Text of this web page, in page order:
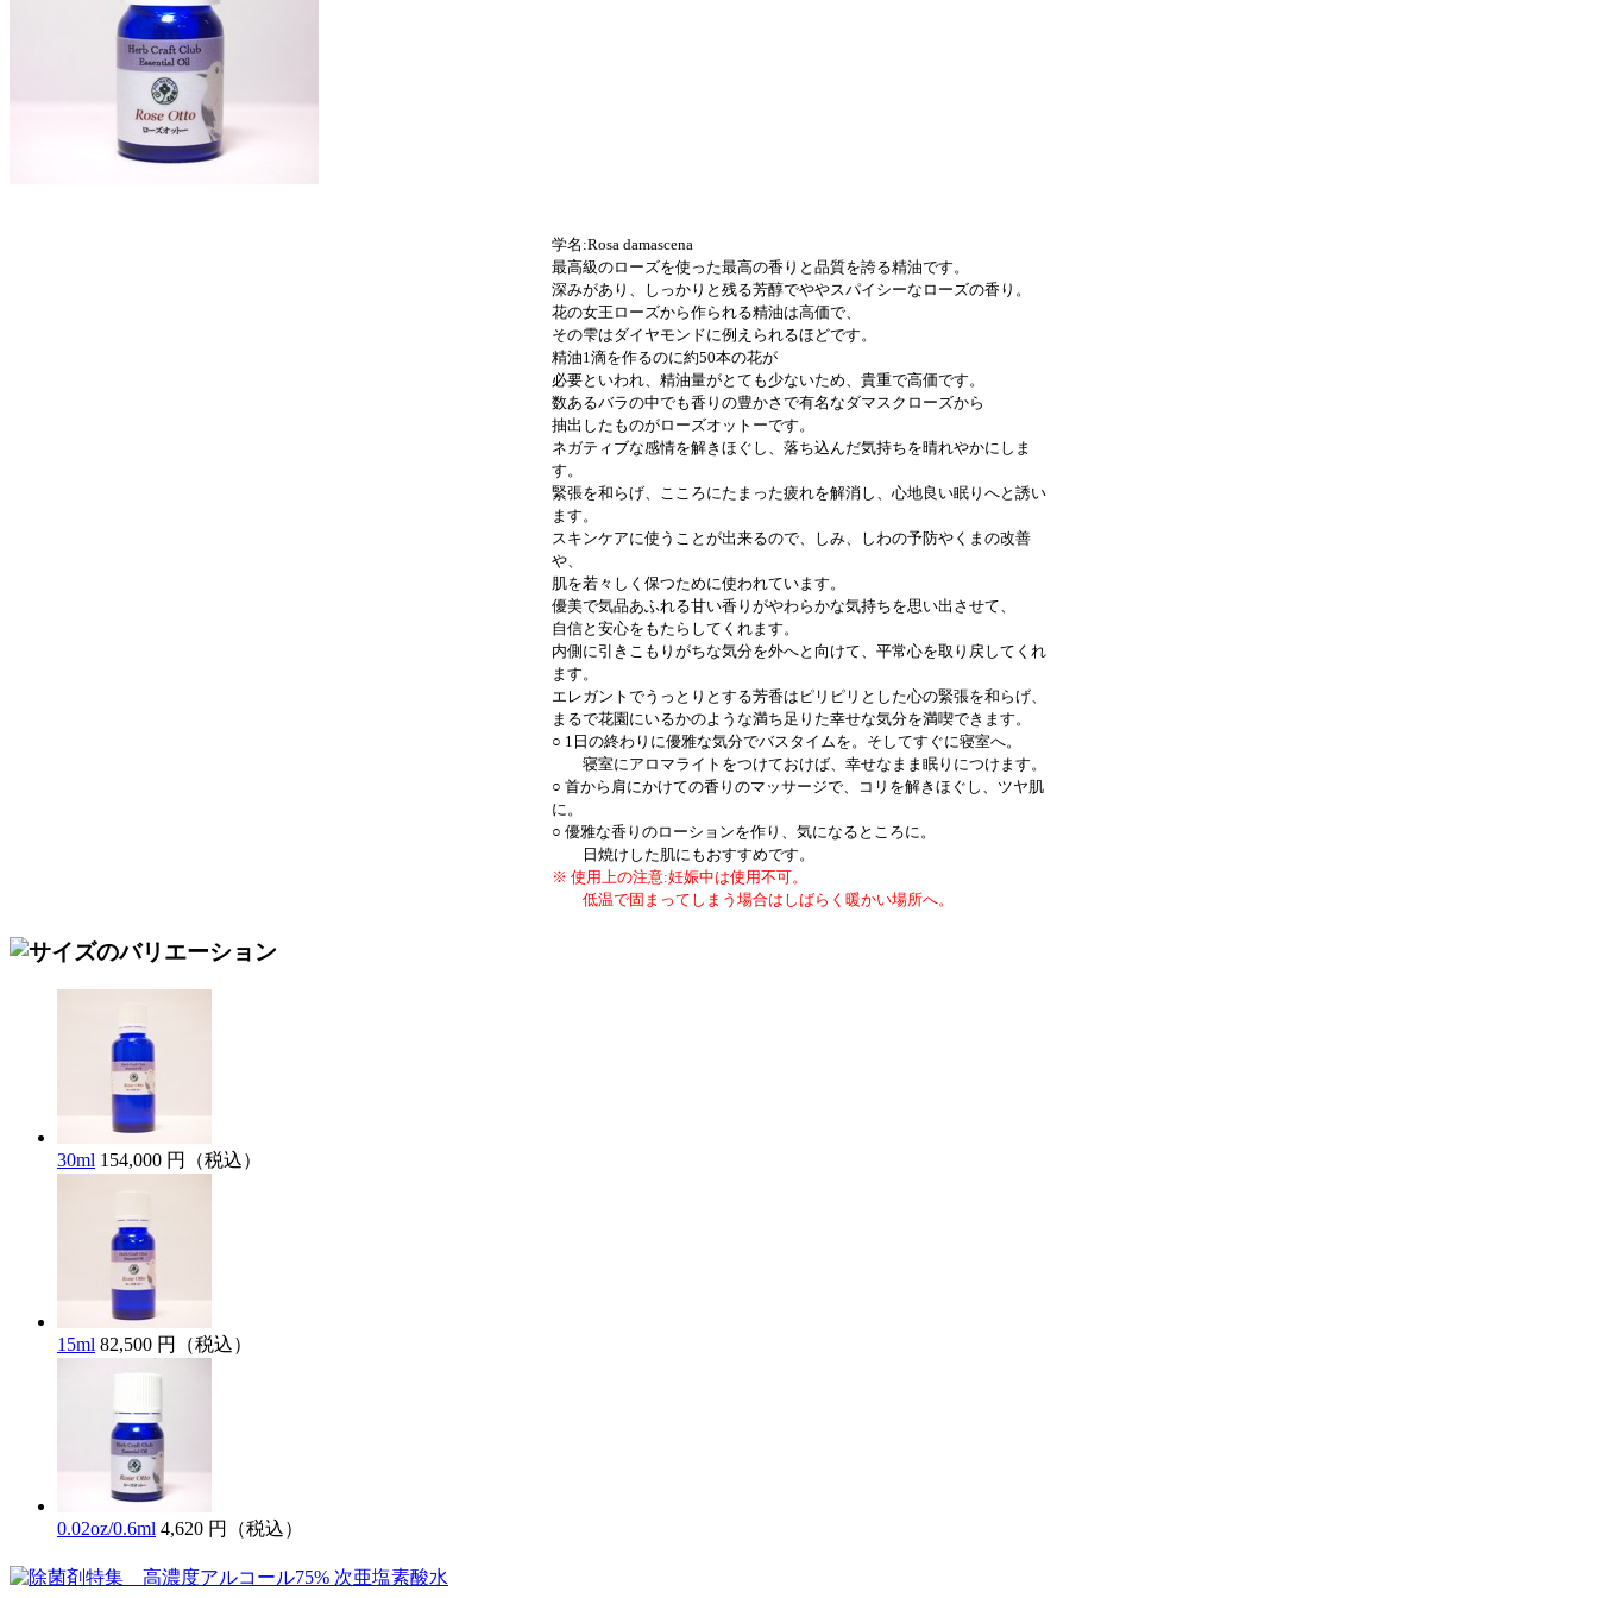
学名:Rosa damascena
最高級のローズを使った最高の香りと品質を誇る精油です。
深みがあり、しっかりと残る芳醇でややスパイシーなローズの香り。
花の女王ローズから作られる精油は高価で、
その雫はダイヤモンドに例えられるほどです。
精油1滴を作るのに約50本の花が
必要といわれ、精油量がとても少ないため、貴重で高価です。
数あるバラの中でも香りの豊かさで有名なダマスクローズから
抽出したものがローズオットーです。
ネガティブな感情を解きほぐし、落ち込んだ気持ちを晴れやかにしま
す。
緊張を和らげ、こころにたまった疲れを解消し、心地良い眠りへと誘い
ます。
スキンケアに使うことが出来るので、しみ、しわの予防やくまの改善
や、
肌を若々しく保つために使われています。
優美で気品あふれる甘い香りがやわらかな気持ちを思い出させて、
自信と安心をもたらしてくれます。
内側に引きこもりがちな気分を外へと向けて、平常心を取り戻してくれ
ます。
エレガントでうっとりとする芳香はピリピリとした心の緊張を和らげ、
まるで花園にいるかのような満ち足りた幸せな気分を満喫できます。
○ 1日の終わりに優雅な気分でバスタイムを。そしてすぐに寝室へ。
寝室にアロマライトをつけておけば、幸せなまま眠りにつけます。
○ 首から肩にかけての香りのマッサージで、コリを解きほぐし、ツヤ肌
に。
○ 優雅な香りのローションを作り、気になるところに。
日焼けした肌にもおすすめです。
※ 使用上の注意:妊娠中は使用不可。
低温で固まってしまう場合はしばらく暖かい場所へ。
30ml 154,000 円（税込）
15ml 82,500 円（税込）
0.02oz/0.6ml 4,620 円（税込）